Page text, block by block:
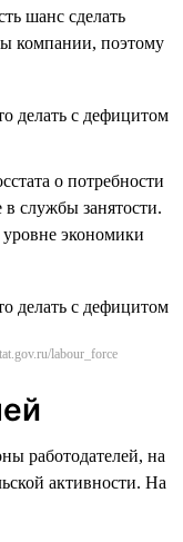
шанс сделать
компании, поэтому
о потребности
в службы занятости.
уровне экономики
labour_force
работодателей, на
активности. На